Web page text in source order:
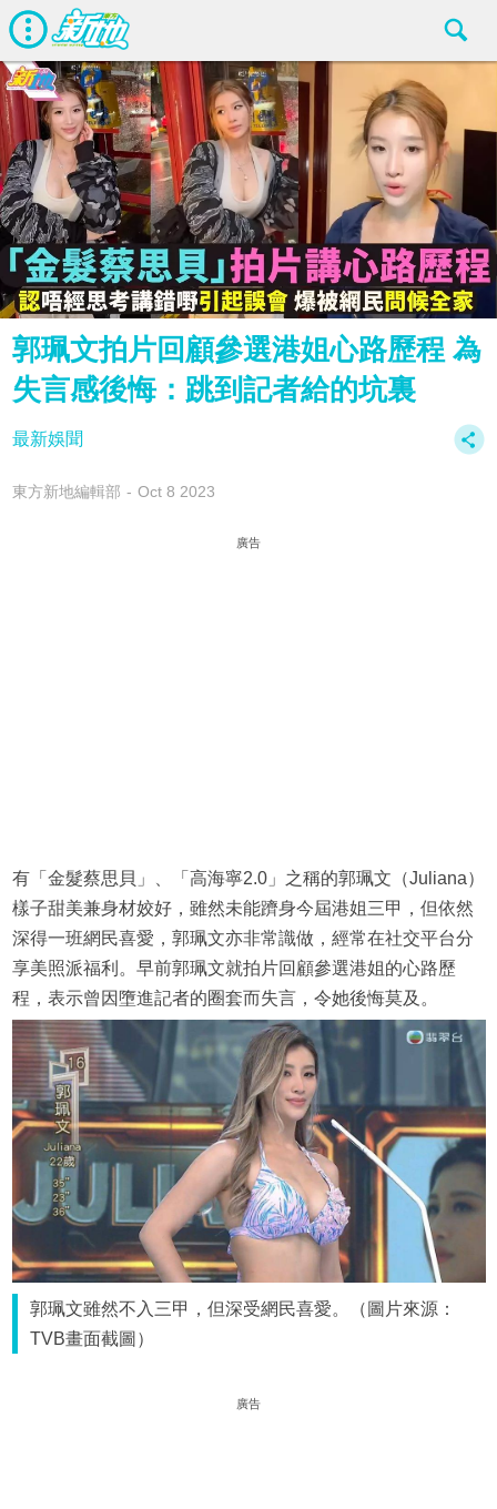
郭珮文拍片回顧參選港姐心路歷程 為
失言感後悔：跳到記者給的坑裏
最新娛聞
東方新地編輯部 Oct 8 2023
廣告
有「金髮蔡思貝」、「高海寧2.0」之稱的郭珮文（Juliana）
樣子甜美兼身材姣好，雖然未能躋身今屆港姐三甲，但依然
深得一班網民喜愛，郭珮文亦非常識做，經常在社交平台分
享美照派福利。早前郭珮文就拍片回顧參選港姐的心路歷
程，表示曾因墮進記者的圈套而失言，令她後悔莫及。
郭珮文雖然不入三甲，但深受網民喜愛。（圖片來源：
TVB畫面截圖）
廣告